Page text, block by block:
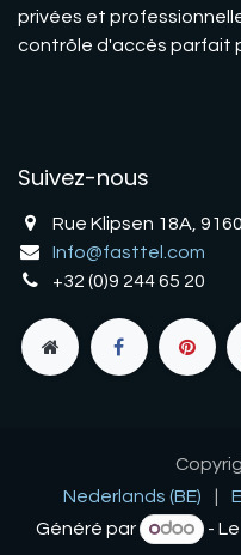
privées et
contrôle d'accès parfait
Suivez-nous
Rue Klipsen 18A,
Info@fasttel.com
+32 (0)9 244 65 20
Nederlands (BE)
Généré par
-